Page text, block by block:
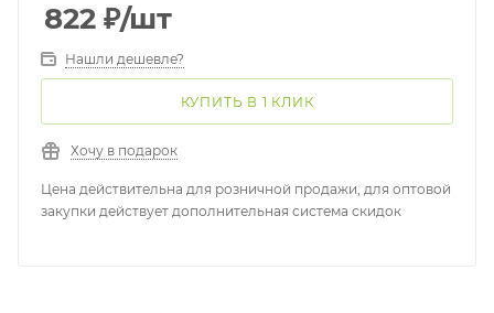
822 ₽/шт
Нашли дешевле?
КУПИТЬ В 1 КЛИК
Хочу в подарок
Цена действительна для розничной продажи, для оптовой
закупки действует дополнительная система скидок